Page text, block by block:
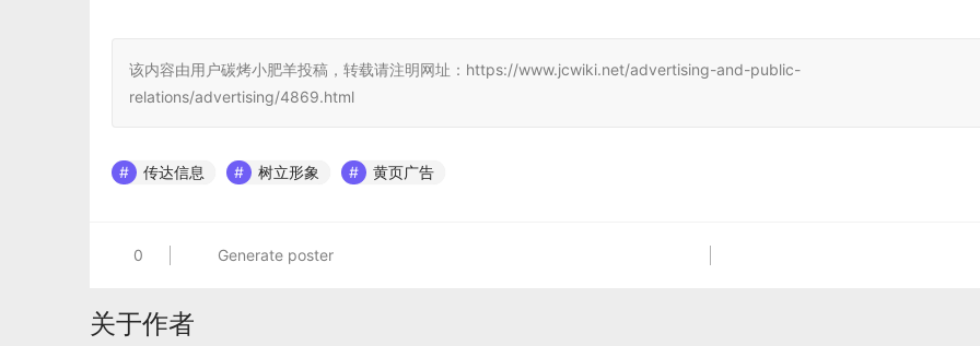
该内容由用户碳烤小肥羊投稿，转载请注明网址：https://www.jcwiki.net/advertising-and-public-
relations/advertising/4869.html
传达信息 树立形象 黄页广告
0 Generate poster
关于作者